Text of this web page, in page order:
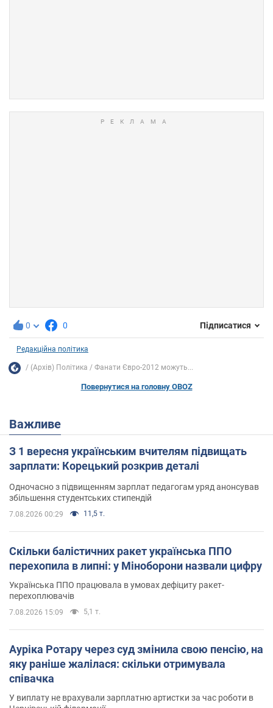
0 0 Підписатися
Редакційна політика
(Архів) Політика Фанати Євро-2012 можуть...
Повернутися на головну OBOZ
Важливе
З 1 вересня українським вчителям підвищать
зарплати: Корецький розкрив деталі
Одночасно з підвищенням зарплат педагогам уряд анонсував
збільшення студентських стипендій
7.08.2026 00:29 11,5 т.
Скільки балістичних ракет українська ППО
перехопила в липні: у Міноборони назвали цифру
Українська ППО працювала в умовах дефіциту ракет-
перехоплювачів
7.08.2026 15:09 5,1 т.
Ауріка Ротару через суд змінила свою пенсію, на
яку раніше жалілася: скільки отримувала
співачка
У виплату не врахували зарплатню артистки за час роботи в